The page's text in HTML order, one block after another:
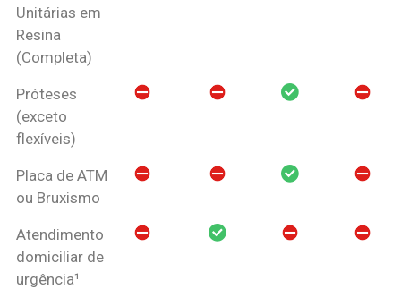
Unitárias em
Resina
(Completa)
Próteses
(exceto
flexíveis)
Placa de ATM
ou Bruxismo
Atendimento
domiciliar de
urgência¹